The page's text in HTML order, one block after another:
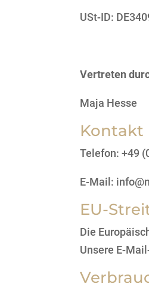
USt-ID:
Vertreten
Maja Hesse
Kontakt
Telefon: +49
E-Mail:
EU-
Die
Unsere E-